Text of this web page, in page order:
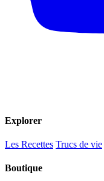
Explorer
Les Recettes Trucs de vie
Boutique